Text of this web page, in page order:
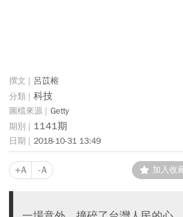
呂苡榕
科技
Getty
1141期
2018-10-31 13:49
+A -A 加入收